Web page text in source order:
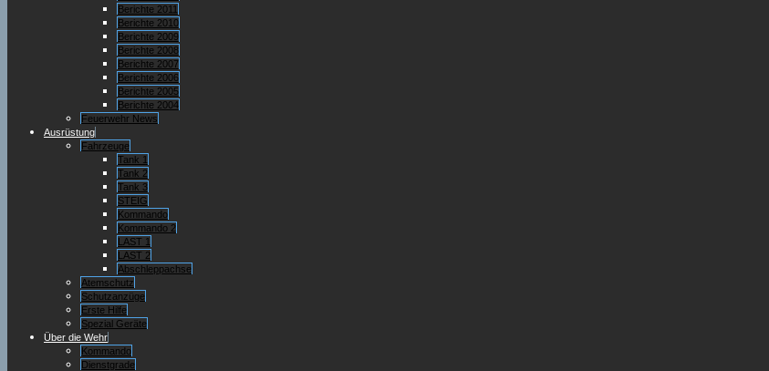
Berichte 2011
Berichte 2010
Berichte 2009
Berichte 2008
Berichte 2007
Berichte 2006
Berichte 2005
Berichte 2004
Feuerwehr News
Ausrüstung
Fahrzeuge
Tank 1
Tank 2
Tank 3
STEIG
Kommando
Kommando 2
LAST 1
LAST 2
Abschleppachse
Atemschutz
Schutzanzüge
Erste Hilfe
Spezial Geräte
Über die Wehr
Kommando
Dienstgrade